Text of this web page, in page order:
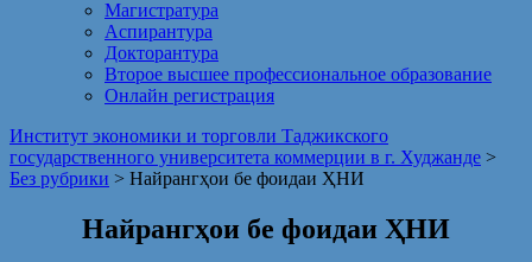
Магистратура
Аспирантура
Докторантура
Второе высшее профессиональное образование
Онлайн регистрация
Институт экономики и торговли Таджикского
государственного университета коммерции в г. Худжанде >
Без рубрики > Найрангҳои бе фоидаи ҲНИ
Найрангҳои бе фоидаи ҲНИ